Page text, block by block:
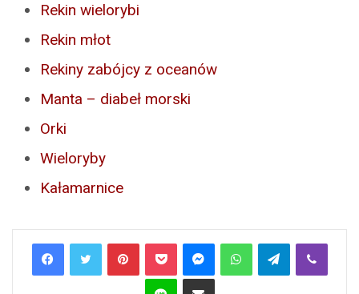
Rekin wielorybi
Rekin młot
Rekiny zabójcy z oceanów
Manta – diabeł morski
Orki
Wieloryby
Kałamarnice
PinterestPocket MessengerWhatsAppTelegramViber
Line Share via Email